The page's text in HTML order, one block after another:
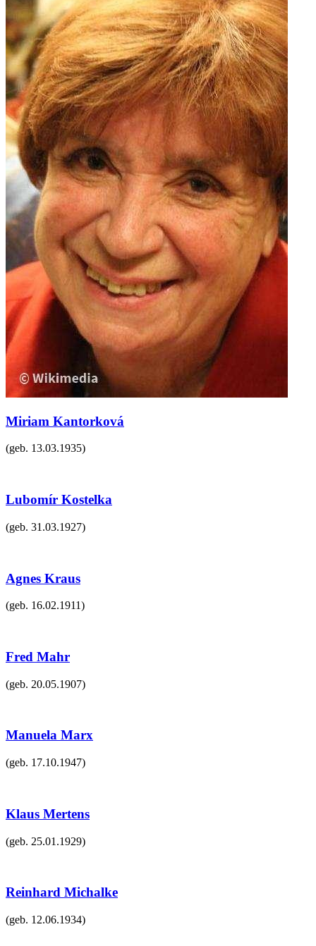
Miriam Kantorková
(geb. 13.03.1935)
Lubomír Kostelka
(geb. 31.03.1927)
Agnes Kraus
(geb. 16.02.1911)
Fred Mahr
(geb. 20.05.1907)
Manuela Marx
(geb. 17.10.1947)
Klaus Mertens
(geb. 25.01.1929)
Reinhard Michalke
(geb. 12.06.1934)